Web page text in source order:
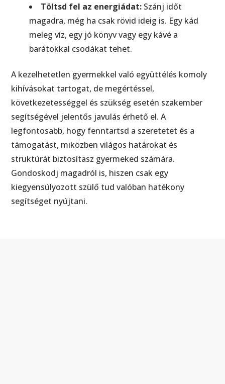
Töltsd fel az energiádat: Szánj időt
magadra, még ha csak rövid ideig is. Egy kád
meleg víz, egy jó könyv vagy egy kávé a
barátokkal csodákat tehet.
A kezelhetetlen gyermekkel való együttélés komoly
kihívásokat tartogat, de megértéssel,
következetességgel és szükség esetén szakember
segítségével jelentős javulás érhető el. A
legfontosabb, hogy fenntartsd a szeretetet és a
támogatást, miközben világos határokat és
struktúrát biztosítasz gyermeked számára.
Gondoskodj magadról is, hiszen csak egy
kiegyensúlyozott szülő tud valóban hatékony
segítséget nyújtani.